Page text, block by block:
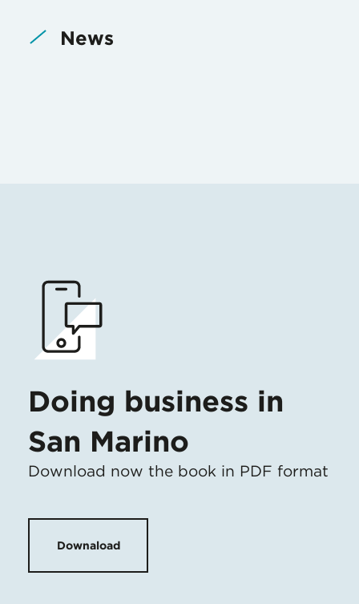
News
Doing business in
San Marino
Download now the book in PDF format
Downaload